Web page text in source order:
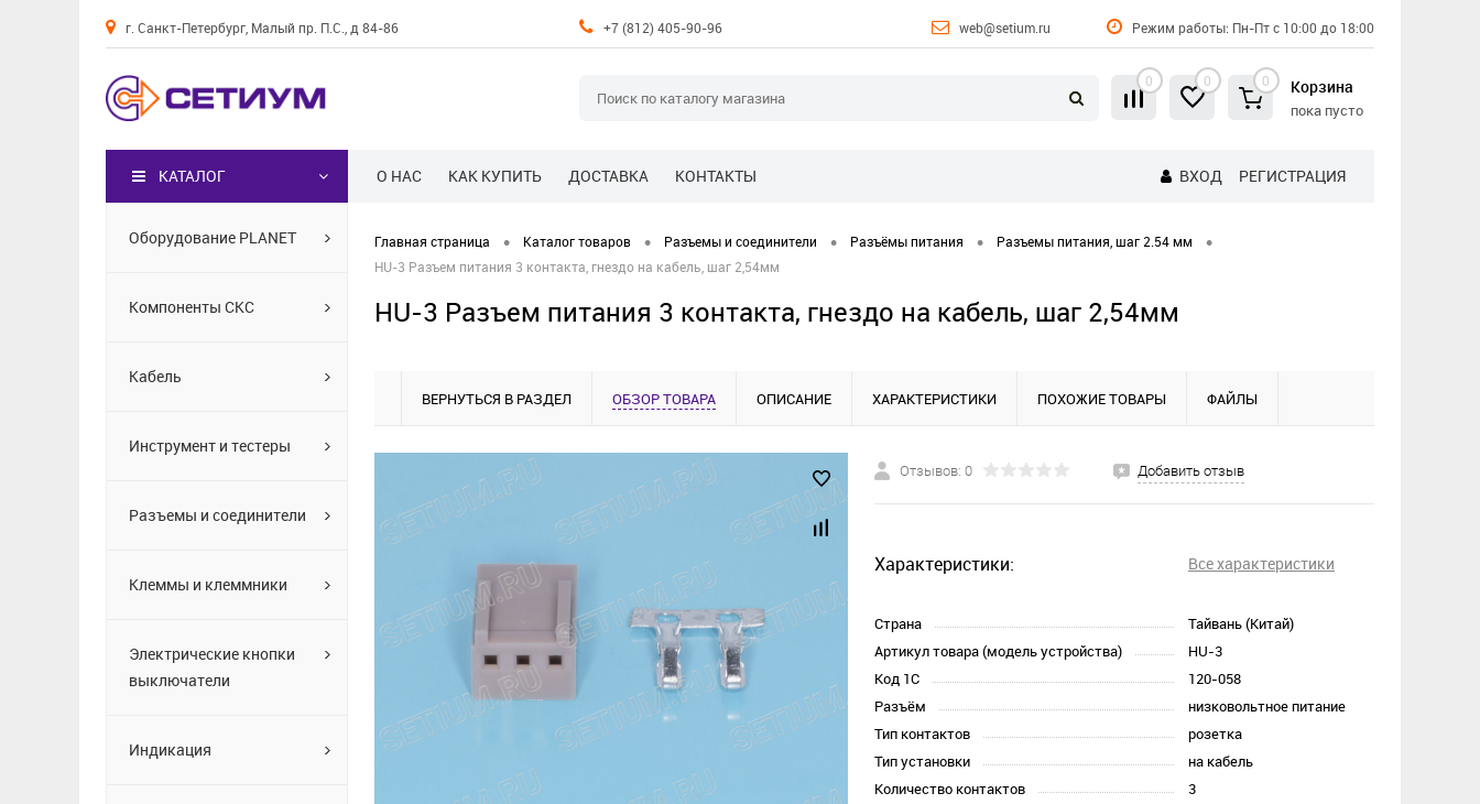
г. Санкт-Петербург, Малый пр. П.С., д 84-86 +7 (812) 405-90-96 web@setium.ru Режим работы: Пн-Пт с 10:00 до 18:00
0 0 0 Корзина
пока пусто
О НАС КАК КУПИТЬ ДОСТАВКА КОНТАКТЫ ВХОД РЕГИСТРАЦИЯ
КАТАЛОГ
Оборудование PLANET
Компоненты СКС
Кабель
Инструмент и тестеры
Разъемы и соединители
Клеммы и клеммники
Электрические кнопки
выключатели
Индикация
Главная страница • Каталог товаров • Разъемы и соединители • Разъёмы питания • Разъемы питания, шаг 2.54 мм •
HU-3 Разъем питания 3 контакта, гнездо на кабель, шаг 2,54мм
HU-3 Разъем питания 3 контакта, гнездо на кабель, шаг 2,54мм
ВЕРНУТЬСЯ В РАЗДЕЛ ОБЗОР ТОВАРА ОПИСАНИЕ ХАРАКТЕРИСТИКИ ПОХОЖИЕ ТОВАРЫ ФАЙЛЫ
Отзывов: 0 Добавить отзыв
Характеристики: Все характеристики
Страна
Тайвань (Китай)
Артикул товара (модель устройства)
HU-3
Код 1С
120-058
Разъём
низковольтное питание
Тип контактов
розетка
Тип установки
на кабель
Количество контактов
3